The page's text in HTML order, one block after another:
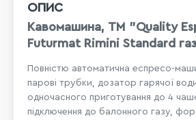
ОПИС
Кавомашина, TM "Quality
Futurmat Rimini Standard
Повністю автоматична еспресо-
парові трубки, дозатор гарячої
одночасного приготування до 4
підключення до балонного газу,